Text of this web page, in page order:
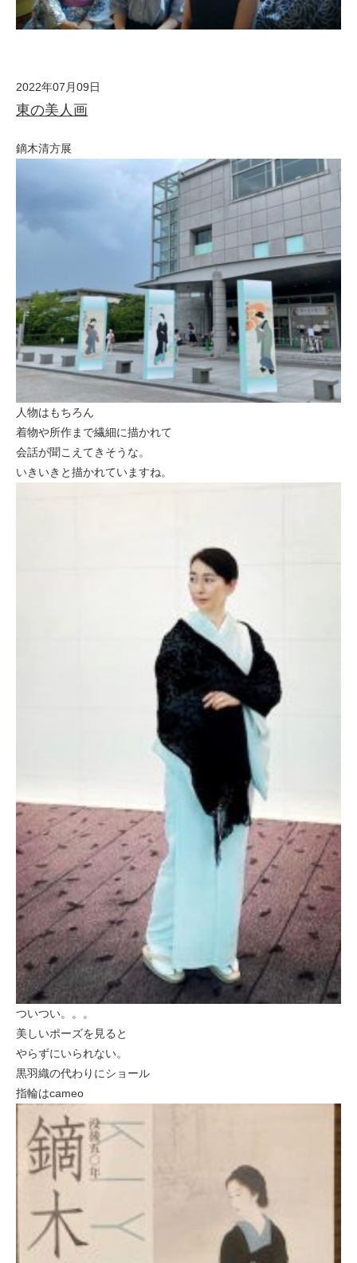
2022年07月09日
東の美人画
鏑木清方展
人物はもちろん
着物や所作まで繊細に描かれて
会話が聞こえてきそうな。
いきいきと描かれていますね。
ついつい。。。
美しいポーズを見ると
やらずにいられない。
黒羽織の代わりにショール
指輪はcameo